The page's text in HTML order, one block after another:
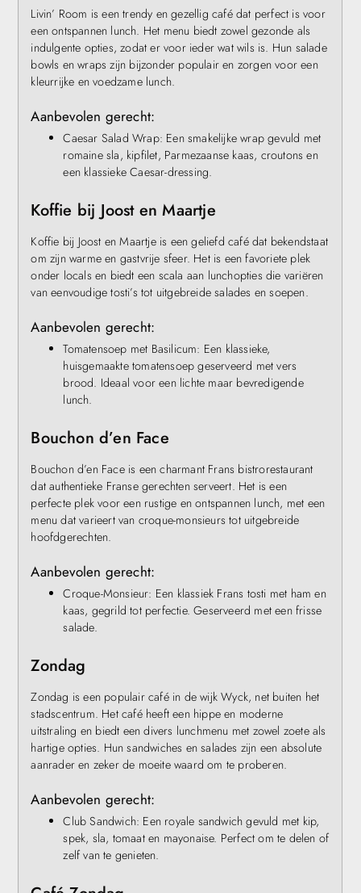
Livin’ Room is een trendy en gezellig café dat perfect is voor
een ontspannen lunch. Het menu biedt zowel gezonde als
indulgente opties, zodat er voor ieder wat wils is. Hun salade
bowls en wraps zijn bijzonder populair en zorgen voor een
kleurrijke en voedzame lunch.
Aanbevolen gerecht:
Caesar Salad Wrap: Een smakelijke wrap gevuld met
romaine sla, kipfilet, Parmezaanse kaas, croutons en
een klassieke Caesar-dressing.
Koffie bij Joost en Maartje
Koffie bij Joost en Maartje is een geliefd café dat bekendstaat
om zijn warme en gastvrije sfeer. Het is een favoriete plek
onder locals en biedt een scala aan lunchopties die variëren
van eenvoudige tosti’s tot uitgebreide salades en soepen.
Aanbevolen gerecht:
Tomatensoep met Basilicum: Een klassieke,
huisgemaakte tomatensoep geserveerd met vers
brood. Ideaal voor een lichte maar bevredigende
lunch.
Bouchon d’en Face
Bouchon d’en Face is een charmant Frans bistrorestaurant
dat authentieke Franse gerechten serveert. Het is een
perfecte plek voor een rustige en ontspannen lunch, met een
menu dat varieert van croque-monsieurs tot uitgebreide
hoofdgerechten.
Aanbevolen gerecht:
Croque-Monsieur: Een klassiek Frans tosti met ham en
kaas, gegrild tot perfectie. Geserveerd met een frisse
salade.
Zondag
Zondag is een populair café in de wijk Wyck, net buiten het
stadscentrum. Het café heeft een hippe en moderne
uitstraling en biedt een divers lunchmenu met zowel zoete als
hartige opties. Hun sandwiches en salades zijn een absolute
aanrader en zeker de moeite waard om te proberen.
Aanbevolen gerecht:
Club Sandwich: Een royale sandwich gevuld met kip,
spek, sla, tomaat en mayonaise. Perfect om te delen of
zelf van te genieten.